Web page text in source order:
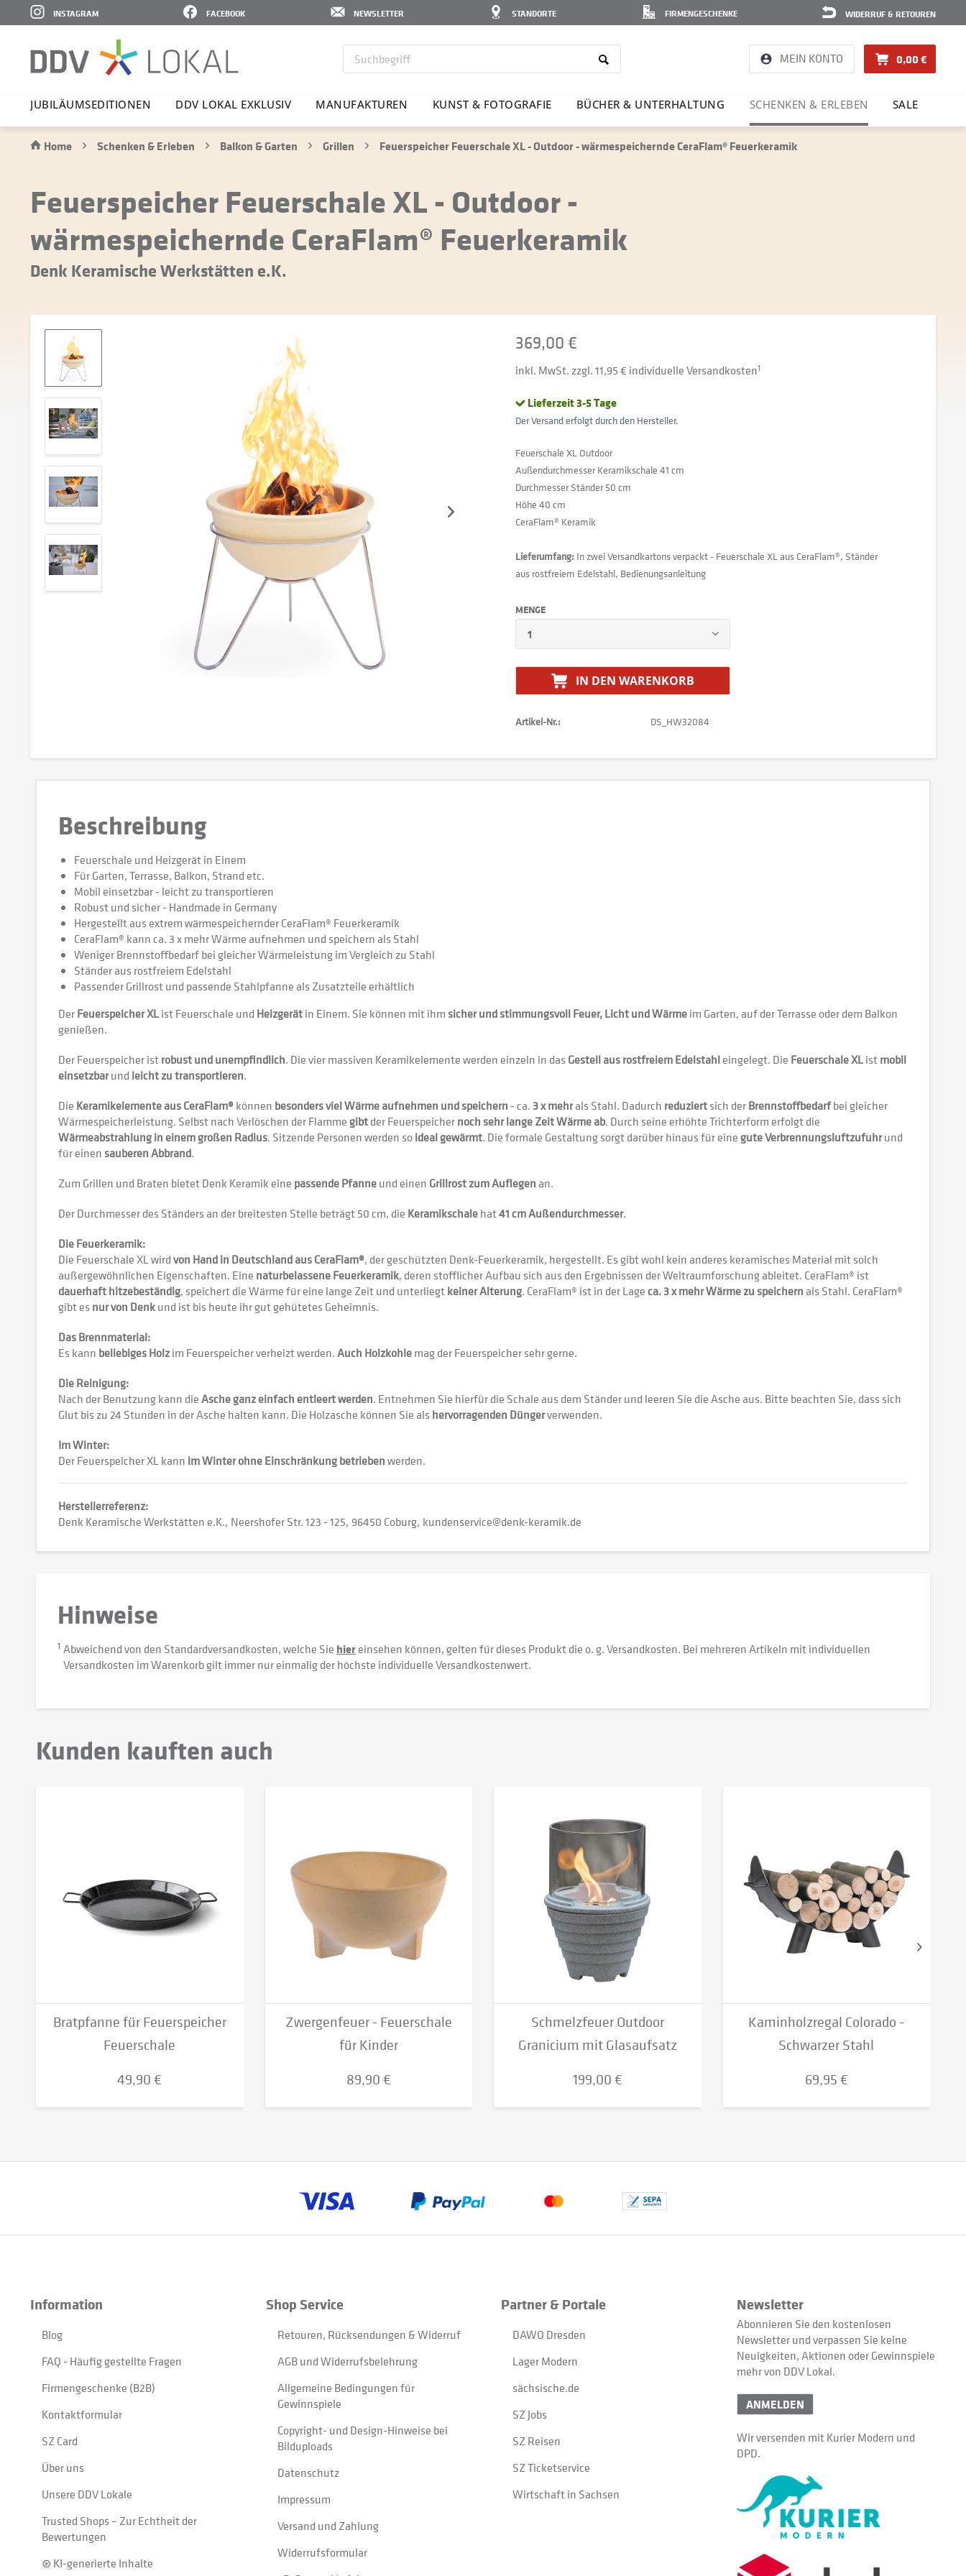
WIDERRUF & RETOUREN
FIRMENGESCHENKE
STANDORTE
NEWSLETTER
FACEBOOK
INSTAGRAM
MEIN KONTO 0,00 €
JUBI­LÄ­UMS­E­DI­TIONEN DDV LOKAL EXKLUSIV MANU­FAK­TUREN KUNST & FOTO­GRAFIE BÜCHER & UNTER­HAL­TUNG SCHENKEN & ERLEBEN SALE
Home Schenken & Erleben Balkon & Garten Grillen Feuerspeicher Feuerschale XL - Outdoor - wärmespeichernde CeraFlam® Feuerkeramik
Feuerspeicher Feuerschale XL - Outdoor -
wärmespeichernde CeraFlam® Feuerkeramik
Denk Keramische Werkstätten e.K.
369,00 €
inkl. MwSt. zzgl. 11,95 € individuelle Versandkosten1
Lieferzeit 3-5 Tage
Der Versand erfolgt durch den Hersteller.
Feuerschale XL Outdoor
Außendurchmesser Keramikschale 41 cm
Durchmesser Ständer 50 cm
Höhe 40 cm
CeraFlam® Keramik
Lieferumfang: In zwei Versandkartons verpackt - Feuerschale XL aus CeraFlam®, Ständer
aus rostfreiem Edelstahl, Bedienungsanleitung
MENGE
IN DEN WARENKORB
Artikel-Nr.: DS_HW32084
Beschreibung
Feuerschale und Heizgerät in Einem
Für Garten, Terrasse, Balkon, Strand etc.
Mobil einsetzbar - leicht zu transportieren
Robust und sicher - Handmade in Germany
Hergestellt aus extrem wärmespeichernder CeraFlam® Feuerkeramik
CeraFlam® kann ca. 3 x mehr Wärme aufnehmen und speichern als Stahl
Weniger Brennstoffbedarf bei gleicher Wärmeleistung im Vergleich zu Stahl
Ständer aus rostfreiem Edelstahl
Passender Grillrost und passende Stahlpfanne als Zusatzteile erhältlich
DerFeuerspeicher XList Feuerschale und Heizgerätin Einem. Sie können mit ihm sicher und stimmungsvoll Feuer, Licht und Wärmeim Garten, auf der Terrasse oder dem Balkon
genießen.
Der Feuerspeicher istrobust und unempfindlich. Die vier massiven Keramikelemente werden einzeln in das Gestell aus rostfreiem Edelstahleingelegt. Die Feuerschale XListmobil
einsetzbarund leicht zu transportieren.
Die Keramikelemente aus CeraFlam®können besonders viel Wärme aufnehmen und speichern - ca. 3 x mehrals Stahl. Dadurch reduziertsich derBrennstoffbedarfbei gleicher
Wärmespeicherleistung. Selbst nach Verlöschen der Flammegibtder Feuerspeichernoch sehr lange Zeit Wärme ab. Durch seine erhöhte Trichterform erfolgt die
Wärmeabstrahlung in einem großen Radius. Sitzende Personen werden soideal gewärmt. Die formale Gestaltung sorgt darüber hinaus für einegute Verbrennungsluftzufuhrund
für einen sauberen Abbrand.
Zum Grillen und Braten bietet Denk Keramik eine passende Pfanneund einen Grillrost zum Auflegen an.
Der Durchmesser des Ständers an der breitesten Stelle beträgt 50 cm, die Keramikschalehat41 cm Außendurchmesser.
Die Feuerkeramik:
Die Feuerschale XL wirdvon Hand in Deutschland aus CeraFlam®, der geschützten Denk-Feuerkeramik, hergestellt. Es gibt wohl kein anderes keramisches Material mit solch
außergewöhnlichen Eigenschaften. Eine naturbelassene Feuerkeramik, deren stofflicher Aufbau sich aus den Ergebnissen der Weltraumforschung ableitet. CeraFlam® ist
dauerhaft hitzebeständig, speichert die Wärme für eine lange Zeit und unterliegtkeiner Alterung. CeraFlam® ist in der Lageca. 3 x mehr Wärme zu speichern als Stahl. CeraFlam®
gibt es nur von Denkund ist bis heute ihr gut gehütetes Geheimnis.
Das Brennmaterial:
Es kann beliebiges Holzim Feuerspeicher verheizt werden.Auch Holzkohlemag der Feuerspeicher sehr gerne.
Die Reinigung:
Nach der Benutzung kann dieAsche ganz einfach entleert werden. Entnehmen Sie hierfür die Schale aus dem Ständer und leeren Sie die Asche aus. Bitte beachten Sie, dass sich
Glut bis zu 24 Stunden in der Asche halten kann. Die Holzasche können Sie als hervorragenden Düngerverwenden.
Im Winter:
Der Feuerspeicher XL kann im Winter ohne Einschränkung betriebenwerden.
Herstellerreferenz:
Denk Keramische Werkstätten e.K. Neershofer Str. 123 - 125 96450 Coburg kundenservice@denk-keramik.de
Hinweise
1 Abweichend von den Standardversandkosten, welche Sie hiereinsehen können, gelten für dieses Produkt die o. g. Versandkosten. Bei mehreren Artikeln mit individuellen
Versandkosten im Warenkorb gilt immer nur einmalig der höchste individuelle Versandkostenwert.
Kunden kauften auch
Bratpfanne für Feuerspeicher
Feuerschale
49,90 €
Zwergenfeuer - Feuerschale
für Kinder
89,90 €
Schmelzfeuer Outdoor
Granicium mit Glasaufsatz
199,00 €
Kaminholzregal Colorado -
Schwarzer Stahl
69,95 €
Information
Blog
FAQ - Häufig gestellte Fragen
Firmengeschenke (B2B)
Kontaktformular
SZ Card
Über uns
Unsere DDV Lokale
Trusted Shops – Zur Echtheit der
Bewertungen
⊛ KI-generierte Inhalte
Shop Service
Retouren, Rücksendungen & Widerruf
AGB und Widerrufsbelehrung
Allgemeine Bedingungen für
Gewinnspiele
Copyright- und Design-Hinweise bei
Bilduploads
Datenschutz
Impressum
Versand und Zahlung
Widerrufsformular
Partner & Portale
DAWO Dresden
Lager Modern
sächsische.de
SZ Jobs
SZ Reisen
SZ Ticketservice
Wirtschaft in Sachsen
Newsletter
Abonnieren Sie den kostenlosen
Newsletter und verpassen Sie keine
Neuigkeiten, Aktionen oder Gewinnspiele
mehr von DDV Lokal.
ANMELDEN
Wir versenden mit Kurier Modern und
DPD.